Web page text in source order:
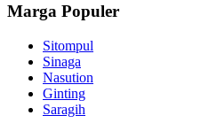
Marga Populer
Sitompul
Sinaga
Nasution
Ginting
Saragih